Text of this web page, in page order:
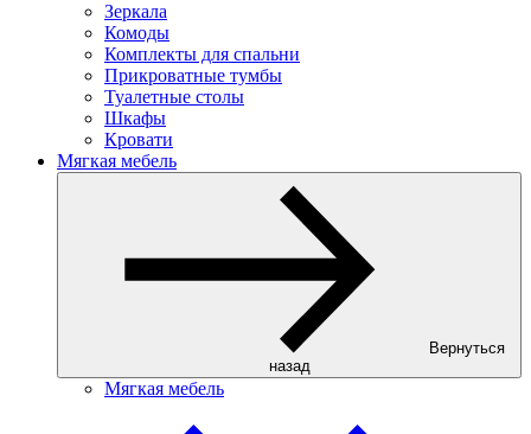
Зеркала
Комоды
Комплекты для спальни
Прикроватные тумбы
Туалетные столы
Шкафы
Кровати
Мягкая мебель
Вернуться
назад
Мягкая мебель